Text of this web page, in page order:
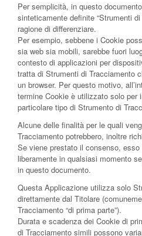
Per semplicità, in questo
sinteticamente definite “Strumenti
ragione di differenziare.
Per esempio, sebbene i Cookie
sia web sia mobili, sarebbe fuori
contesto di applicazioni per
tratta di Strumenti di Tracciamento
un browser. Per questo motivo,
termine Cookie è utilizzato solo per
particolare tipo di Strumento di
Alcune delle finalità per le quali
Tracciamento potrebbero, inoltre
Se viene prestato il consenso,
liberamente in qualsiasi momento
in questo documento.
Questa Applicazione utilizza solo
direttamente dal Titolare
Tracciamento “di prima parte”).
Durata e scadenza dei Cookie di
di Tracciamento simili possono